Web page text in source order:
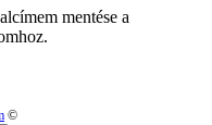
mentése a
©